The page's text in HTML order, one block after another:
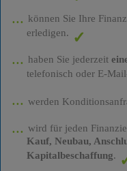
können Sie Ihre
erledigen.
haben Sie jederzeit
telefonisch oder E-
werden
wird für jeden
Kauf, Neubau,
Kapitalbeschaffung.